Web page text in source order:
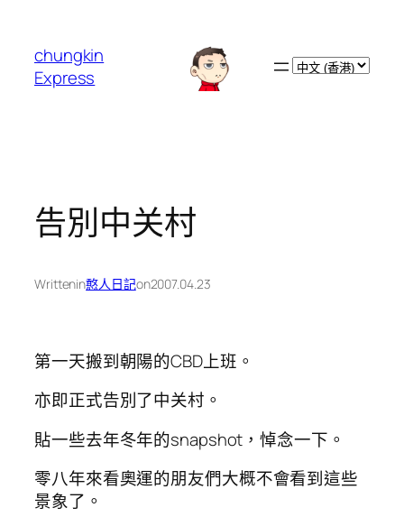
chungkin
Express
Choose
告別中关村
Writtenin憨人日記on2007.04.23
第一天搬到朝陽的CBD上班。
亦即正式告別了中关村。
貼一些去年冬年的snapshot，悼念一下。
零八年來看奧運的朋友們大概不會看到這些
景象了。